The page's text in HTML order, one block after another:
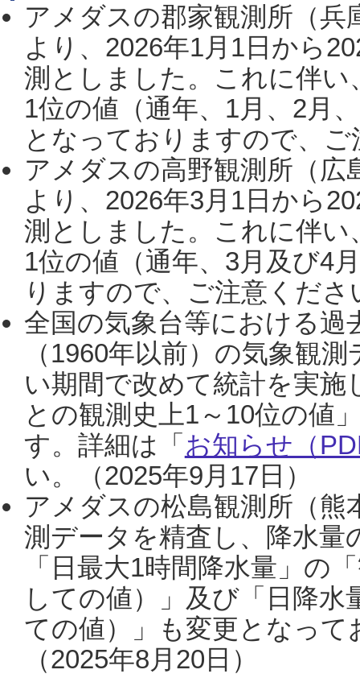
アメダスの郡家観測所（
より、2026年1月1日から
測としました。これに伴い
1位の値（通年、1月、2月
となっておりますので、
アメダスの高野観測所（
より、2026年3月1日から
測としました。これに伴い
1位の値（通年、3月及び4
りますので、ご注意くだ
全国の気象台等における過
（1960年以前）の気象観
い期間で改めて統計を実
との観測史上1～10位の値
す。詳細は「 お知らせ（
い。（2025年9月17日）
アメダスの松島観測所（熊
測データを精査し、降水
「日最大1時間降水量」の
しての値）」及び「日降
ての値）」も変更となっ
（2025年8月20日）